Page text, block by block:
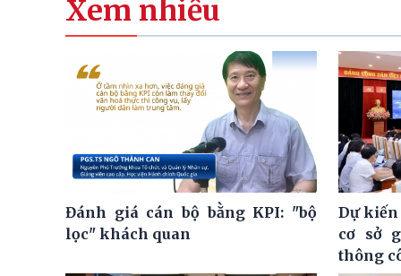
Xem nhiều
Đánh giá cán bộ bằng KPI: "bộ
lọc" khách quan
Dự kiến
cơ sở
thông